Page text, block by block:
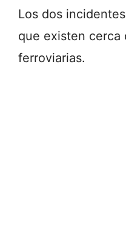
Los dos
que existen cerca
ferroviarias.